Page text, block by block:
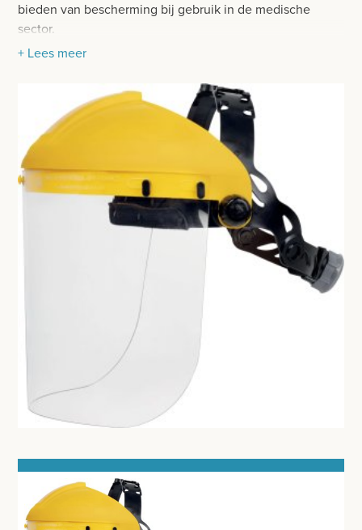
login
Prijzen worden nu inclusief BTW getoond
WIJZIG NAAR EXCLUSIEF BTW
OPERATIE-PROTECTIEMATERIAAL
BESCHERMINGSKLEDIJ
OPERATIEDOEKEN
MUTSEN
OPERATIESETS
OPERATIESCHORTEN
THUISZORG
APPARATUUR EN DIAGNOSE
VERBRUIKSMATERIAAL
bieden van bescherming bij gebruik in de medische
sector.
+ Lees meer